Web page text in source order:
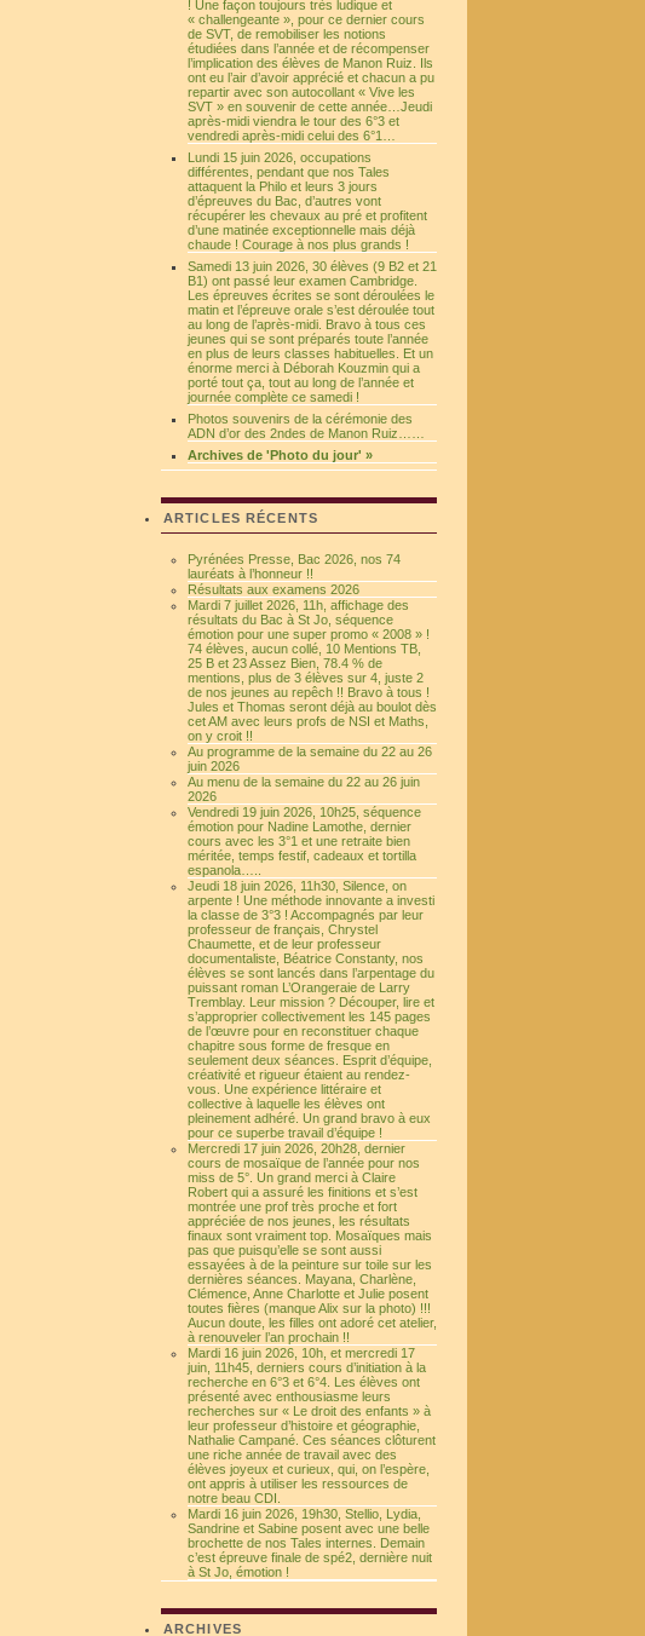
! Une façon toujours très ludique et
« challengeante », pour ce dernier cours
de SVT, de remobiliser les notions
étudiées dans l’année et de récompenser
l’implication des élèves de Manon Ruiz. Ils
ont eu l’air d’avoir apprécié et chacun a pu
repartir avec son autocollant « Vive les
SVT » en souvenir de cette année…Jeudi
après-midi viendra le tour des 6°3 et
vendredi après-midi celui des 6°1…
Lundi 15 juin 2026, occupations
différentes, pendant que nos Tales
attaquent la Philo et leurs 3 jours
d’épreuves du Bac, d’autres vont
récupérer les chevaux au pré et profitent
d’une matinée exceptionnelle mais déjà
chaude ! Courage à nos plus grands !
Samedi 13 juin 2026, 30 élèves (9 B2 et 21
B1) ont passé leur examen Cambridge.
Les épreuves écrites se sont déroulées le
matin et l’épreuve orale s’est déroulée tout
au long de l’après-midi. Bravo à tous ces
jeunes qui se sont préparés toute l’année
en plus de leurs classes habituelles. Et un
énorme merci à Déborah Kouzmin qui a
porté tout ça, tout au long de l’année et
journée complète ce samedi !
Photos souvenirs de la cérémonie des
ADN d’or des 2ndes de Manon Ruiz……
Archives de 'Photo du jour' »
ARTICLES RÉCENTS
Pyrénées Presse, Bac 2026, nos 74
lauréats à l’honneur !!
Résultats aux examens 2026
Mardi 7 juillet 2026, 11h, affichage des
résultats du Bac à St Jo, séquence
émotion pour une super promo « 2008 » !
74 élèves, aucun collé, 10 Mentions TB,
25 B et 23 Assez Bien, 78.4 % de
mentions, plus de 3 élèves sur 4, juste 2
de nos jeunes au repêch !! Bravo à tous !
Jules et Thomas seront déjà au boulot dès
cet AM avec leurs profs de NSI et Maths,
on y croit !!
Au programme de la semaine du 22 au 26
juin 2026
Au menu de la semaine du 22 au 26 juin
2026
Vendredi 19 juin 2026, 10h25, séquence
émotion pour Nadine Lamothe, dernier
cours avec les 3°1 et une retraite bien
méritée, temps festif, cadeaux et tortilla
espanola…..
Jeudi 18 juin 2026, 11h30, Silence, on
arpente ! Une méthode innovante a investi
la classe de 3°3 ! Accompagnés par leur
professeur de français, Chrystel
Chaumette, et de leur professeur
documentaliste, Béatrice Constanty, nos
élèves se sont lancés dans l’arpentage du
puissant roman L’Orangeraie de Larry
Tremblay. Leur mission ? Découper, lire et
s’approprier collectivement les 145 pages
de l’œuvre pour en reconstituer chaque
chapitre sous forme de fresque en
seulement deux séances. Esprit d’équipe,
créativité et rigueur étaient au rendez-
vous. Une expérience littéraire et
collective à laquelle les élèves ont
pleinement adhéré. Un grand bravo à eux
pour ce superbe travail d’équipe !
Mercredi 17 juin 2026, 20h28, dernier
cours de mosaïque de l’année pour nos
miss de 5°. Un grand merci à Claire
Robert qui a assuré les finitions et s’est
montrée une prof très proche et fort
appréciée de nos jeunes, les résultats
finaux sont vraiment top. Mosaïques mais
pas que puisqu’elle se sont aussi
essayées à de la peinture sur toile sur les
dernières séances. Mayana, Charlène,
Clémence, Anne Charlotte et Julie posent
toutes fières (manque Alix sur la photo) !!!
Aucun doute, les filles ont adoré cet atelier,
à renouveler l’an prochain !!
Mardi 16 juin 2026, 10h, et mercredi 17
juin, 11h45, derniers cours d’initiation à la
recherche en 6°3 et 6°4. Les élèves ont
présenté avec enthousiasme leurs
recherches sur « Le droit des enfants » à
leur professeur d’histoire et géographie,
Nathalie Campané. Ces séances clôturent
une riche année de travail avec des
élèves joyeux et curieux, qui, on l’espère,
ont appris à utiliser les ressources de
notre beau CDI.
Mardi 16 juin 2026, 19h30, Stellio, Lydia,
Sandrine et Sabine posent avec une belle
brochette de nos Tales internes. Demain
c’est épreuve finale de spé2, dernière nuit
à St Jo, émotion !
ARCHIVES